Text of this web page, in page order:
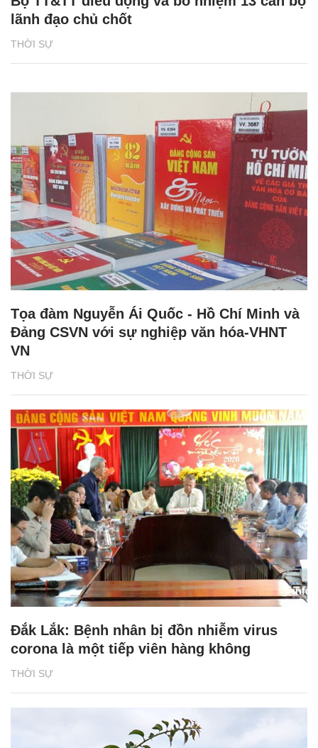
THỜI SỰ
lãnh đạo chủ chốt
THỜI SỰ
Tọa đàm Nguyễn Ái Quốc - Hồ Chí Minh và
Đảng CSVN với sự nghiệp văn hóa-VHNT
VN
THỜI SỰ
Đắk Lắk: Bệnh nhân bị đồn nhiễm virus
corona là một tiếp viên hàng không